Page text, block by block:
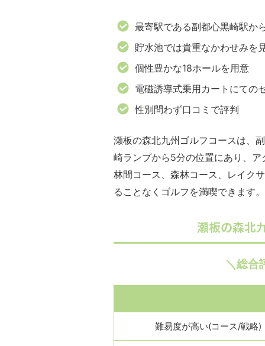
最寄駅である副都心黒崎駅か
貯水池では貴重なかわせみを
個性豊かな18ホールを用意
電磁誘導式乗用カートにての
性別問わず口コミで評判
瀬板の森北九州ゴルフコースは、
崎ランプから5分の位置にあり、
林間コース、森林コース、レイク
ることなくゴルフを満喫できます。
瀬板の森北
＼総合
難易度が高い(コース/戦略)